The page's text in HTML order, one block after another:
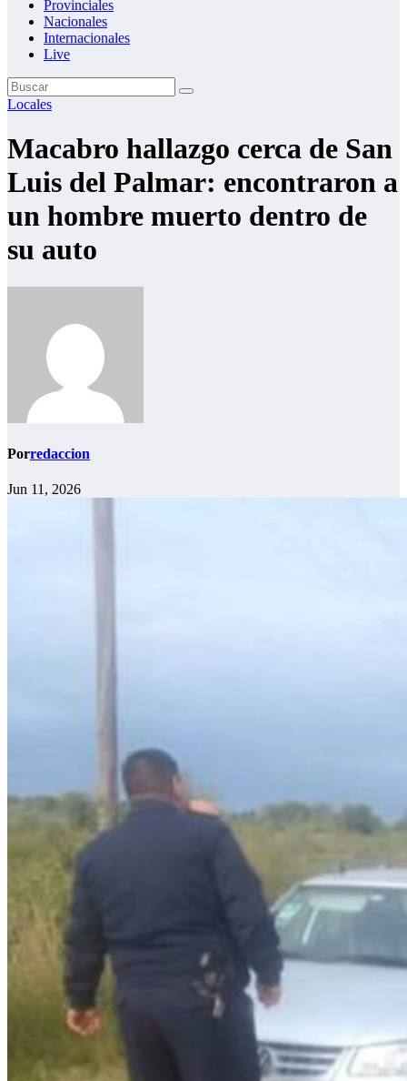
Provinciales
Nacionales
Internacionales
Live
Locales
Macabro hallazgo cerca de San
Luis del Palmar: encontraron a
un hombre muerto dentro de
su auto
Porredaccion
Jun 11, 2026